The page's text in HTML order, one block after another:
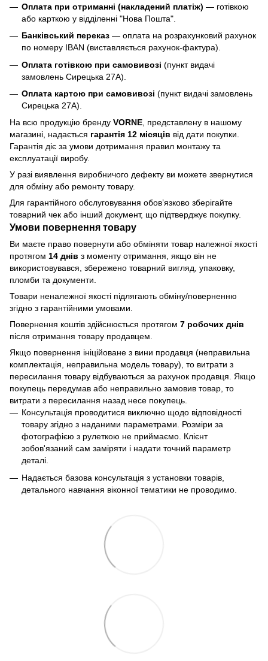
Оплата при отриманні (накладений платіж) — готівкою
або карткою у відділенні "Нова Пошта".
Банківський переказ — оплата на розрахунковий рахунок
по номеру IBAN (виставляється рахунок-фактура).
Оплата готівкою при самовивозі (пункт видачі
замовлень Сирецька 27А).
Оплата картою при самовивозі (пункт видачі замовлень
Сирецька 27А).
На всю продукцію бренду VORNE, представлену в нашому
магазині, надається гарантія 12 місяців від дати покупки.
Гарантія діє за умови дотримання правил монтажу та
експлуатації виробу.
У разі виявлення виробничого дефекту ви можете звернутися
для обміну або ремонту товару.
Для гарантійного обслуговування обов’язково зберігайте
товарний чек або інший документ, що підтверджує покупку.
Умови повернення товару
Ви маєте право повернути або обміняти товар належної якості
протягом 14 днів з моменту отримання, якщо він не
використовувався, збережено товарний вигляд, упаковку,
пломби та документи.
Товари неналежної якості підлягають обміну/поверненню
згідно з гарантійними умовами.
Повернення коштів здійснюється протягом 7 робочих днів
після отримання товару продавцем.
Якщо повернення ініційоване з вини продавця (неправильна
комплектація, неправильна модель товару), то витрати з
пересилання товару відбуваються за рахунок продавця. Якщо
покупець передумав або неправильно замовив товар, то
витрати з пересилання назад несе покупець.
Консультація проводитися виключно щодо відповідності
товару згідно з наданими параметрами. Розміри за
фотографією з рулеткою не приймаємо. Клієнт
зобов'язаний сам заміряти і надати точний параметр
деталі.
Надається базова консультація з установки товарів,
детального навчання віконної тематики не проводимо.